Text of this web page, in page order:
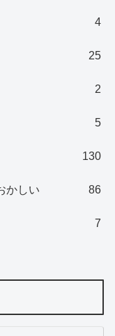
4
25
2
5
130
かしい 86
7